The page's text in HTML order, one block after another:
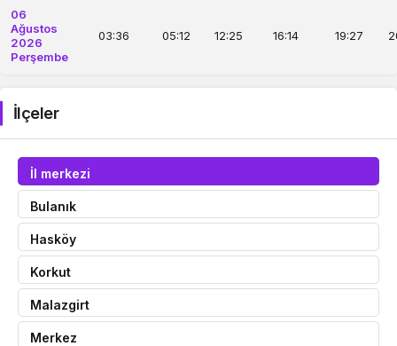
06
Ağustos
2026
Perşembe
03:36 05:12 12:25 16:14 19:27
İlçeler
İl merkezi
Bulanık
Hasköy
Korkut
Malazgirt
Merkez